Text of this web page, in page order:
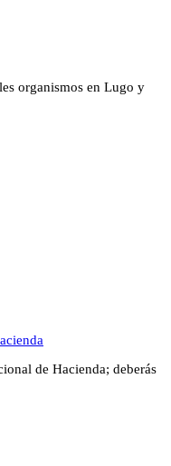
organismos en Lugo y
de Hacienda; deberás